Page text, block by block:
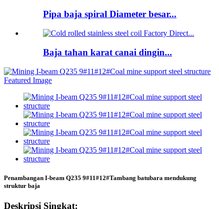
Pipa baja spiral Diameter besar...
Baja tahan karat canai dingin...
Penambangan I-beam Q235 9#11#12#Tambang batubara mendukung
struktur baja
Deskripsi Singkat: